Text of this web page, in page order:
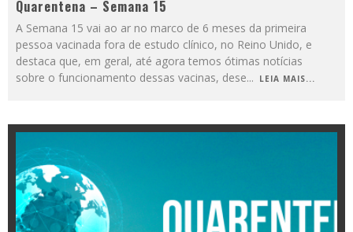
Quarentena – Semana 15
A Semana 15 vai ao ar no marco de 6 meses da primeira
pessoa vacinada fora de estudo clínico, no Reino Unido, e
destaca que, em geral, até agora temos ótimas notícias
sobre o funcionamento dessas vacinas, dese... LEIA MAIS...